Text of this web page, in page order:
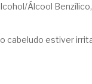
Álcool
cabeludo estiver